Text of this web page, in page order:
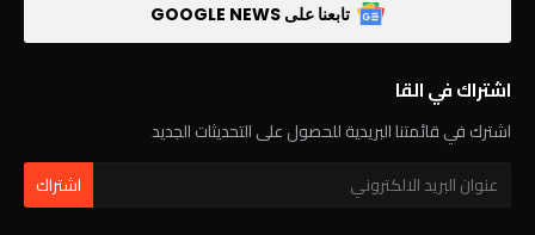
تابعنا على GOOGLE NEWS
اشتراك في القا
اشترك في قائمتنا البريدية للحصول على التحديثات الجديد